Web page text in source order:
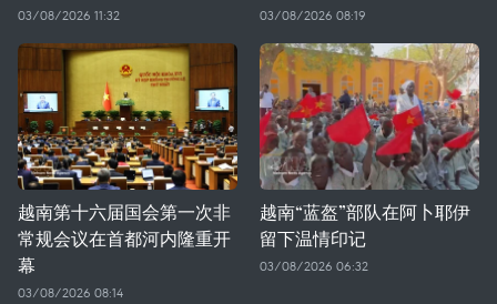
03/08/2026 11:32 03/08/2026 08:19
越南第十六届国会第一次非
常规会议在首都河内隆重开
幕
03/08/2026 08:14
越南“蓝盔”部队在阿卜耶伊
留下温情印记
03/08/2026 06:32